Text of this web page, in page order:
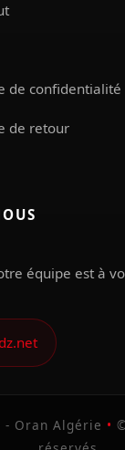
de confidentialité
de retour
équipe est à
- Oran Algérie •